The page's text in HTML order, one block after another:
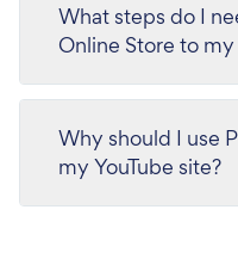
What steps do I
Online Store to my
Why should I use
my YouTube site?